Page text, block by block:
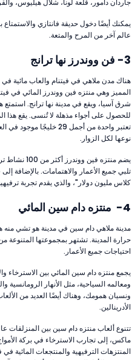
جاردان دامور، قلعة لونا، شلال هيليوس،
يمكنك أيضًا دخول حديقة فانتازي
عالم آخر من المرح والمتعة.
3- فن ووندرز نها ترانج
هناك مدن ملاهي في فيتنام والعاب مائية في
المميز وهي منتزه فين ووندرز المائي في
شرق آسيا، ويقع في مدينة نها ترانج. استمتع
للحصول على أجواء مذهلة لا تُنسى. يقع هذا
تعتبر واحدة من أجمل 29
نوعها لكل الزوار.
تلبي جميع الأعمار والاهتمامات.
كلاس مليون دولار"، والذي يقدم تجربة
4- منتزه دام سين المائي
مدينة ملاهي دام سين في مدينة هو تشي منه
حرارة المدينة. تشتهر بمجموعتها المتنوعة
احتياجات جميع الأعمار.
يجمع منتزه دام سين المائي بين
ومعالمه السياحية، مثل الأنهار الرومانسية
ونسيان همومك، وهناك أيضًا العديد من
الأدرينالين.
تتنوع ألعاب منتزه دام سين بين المنزلقات
ماكس، إلى تجارب الاسترخاء في بركة
المنتزهات الترفيهية والمنتجعات المائية